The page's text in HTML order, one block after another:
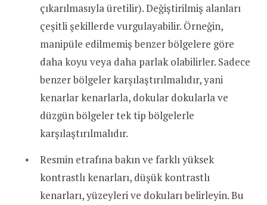
çıkarılmasıyla üretilir). Değiştirilmiş alanları
çeşitli şekillerde vurgulayabilir. Örneğin,
manipüle edilmemiş benzer bölgelere göre
daha koyu veya daha parlak olabilirler. Sadece
benzer bölgeler karşılaştırılmalıdır, yani
kenarlar kenarlarla, dokular dokularla ve
düzgün bölgeler tek tip bölgelerle
karşılaştırılmalıdır.
Resmin etrafına bakın ve farklı yüksek
kontrastlı kenarları, düşük kontrastlı
kenarları, yüzeyleri ve dokuları belirleyin. Bu